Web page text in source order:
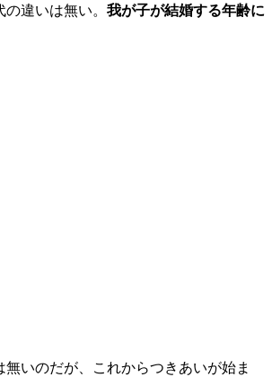
違いは無い。 我が子が結婚する年齢に
いのだが、これからつきあいが始ま